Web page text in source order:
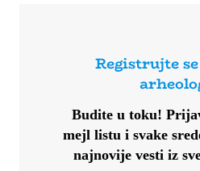
Registrujte
Budite u toku!
mejl listu i svake
najnovije vesti iz